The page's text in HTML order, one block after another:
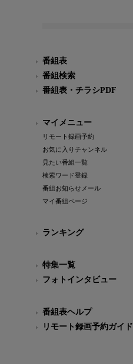
番組表
番組検索
番組表・チラシPDF
マイメニュー
リモート録画予約
お気に入りチャンネル
見たい番組一覧
検索ワード登録
番組お知らせメール
マイ番組ページ
ランキング
特集一覧
フォトインタビュー
番組表ヘルプ
リモート録画予約ガイド